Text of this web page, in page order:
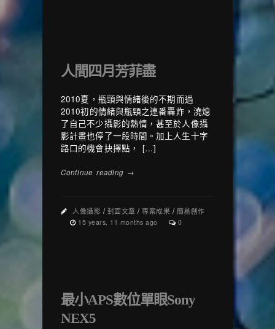
人間四月芳菲盡
2010夏，瓶頸與情緒後的不期而遇
2010初的情緒與瓶頸之連番轟炸，澆熄
了自己不少攝影的熱情，甚至於人像攝
影計畫也停了一段時間。加上人生十字
路口的機會抉擇點， […]
Continue reading →
人像攝影 / 封面文章 / 專案成果 / 簡易創作
15 years, 11 months ago 0
最小APS數位單眼Sony
NEX5